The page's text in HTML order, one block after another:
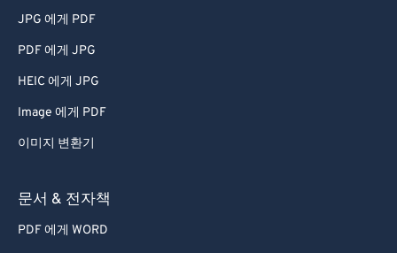
JPG 에게 PDF
PDF 에게 JPG
HEIC 에게 JPG
Image 에게 PDF
이미지 변환기
문서 & 전자책
PDF 에게 WORD